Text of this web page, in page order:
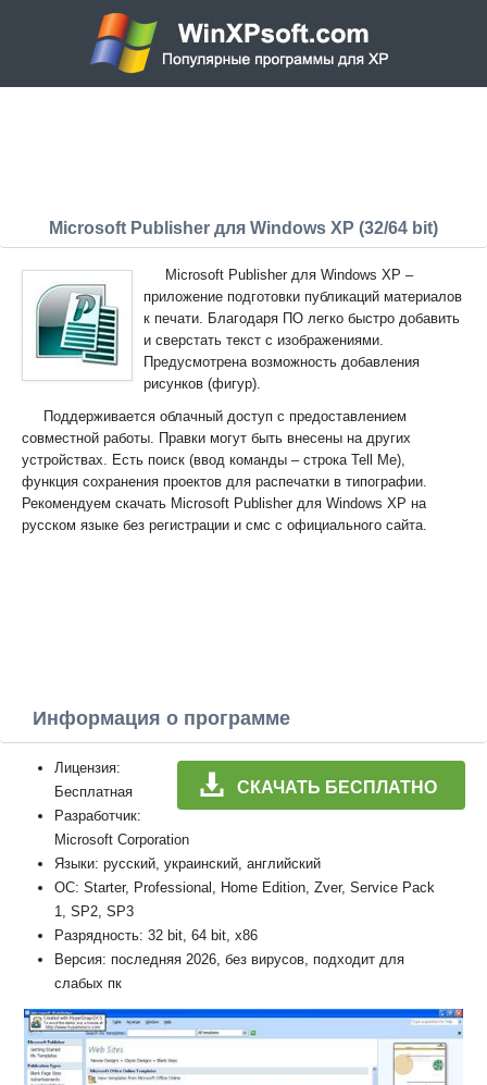
Microsoft Publisher для Windows XP (32/64 bit)
Microsoft Publisher для Windows XP –
приложение подготовки публикаций материалов
к печати. Благодаря ПО легко быстро добавить
и сверстать текст с изображениями.
Предусмотрена возможность добавления
рисунков (фигур).
Поддерживается облачный доступ с предоставлением
совместной работы. Правки могут быть внесены на других
устройствах. Есть поиск (ввод команды – строка Tell Me),
функция сохранения проектов для распечатки в типографии.
Рекомендуем скачать Microsoft Publisher для Windows XP на
русском языке без регистрации и смс с официального сайта.
Информация о программе
СКАЧАТЬ БЕСПЛАТНО
Лицензия:
Бесплатная
Разработчик:
Microsoft Corporation
Языки: русский, украинский, английский
ОС: Starter, Professional, Home Edition, Zver, Service Pack
1, SP2, SP3
Разрядность: 32 bit, 64 bit, x86
Версия: последняя 2026, без вирусов, подходит для
слабых пк